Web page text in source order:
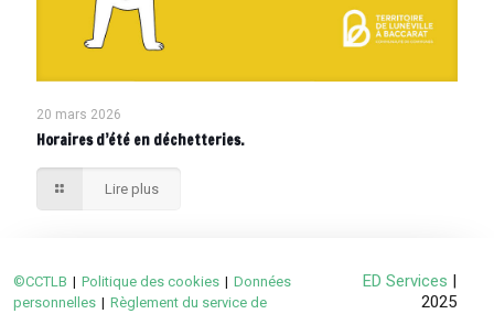
20 mars 2026
Horaires d’été en déchetteries.
Lire plus
©CCTLB | Politique des cookies | Données
personnelles | Règlement du service de
ED Services |
2025